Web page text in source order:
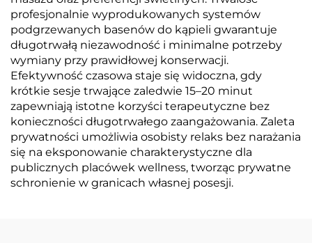
profesjonalnie wyprodukowanych systemów
podgrzewanych basenów do kąpieli gwarantuje
długotrwałą niezawodność i minimalne potrzeby
wymiany przy prawidłowej konserwacji.
Efektywność czasowa staje się widoczna, gdy
krótkie sesje trwające zaledwie 15–20 minut
zapewniają istotne korzyści terapeutyczne bez
konieczności długotrwałego zaangażowania. Zaleta
prywatności umożliwia osobisty relaks bez narażania
się na eksponowanie charakterystyczne dla
publicznych placówek wellness, tworząc prywatne
schronienie w granicach własnej posesji.